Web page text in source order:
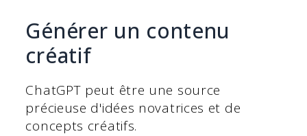
Générer un contenu
créatif
ChatGPT peut être une source
précieuse d'idées novatrices et de
concepts créatifs.